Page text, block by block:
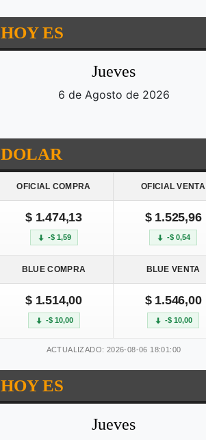
HOY ES
Jueves
6 de Agosto de 2026
DOLAR
OFICIAL COMPRA OFICIAL VENTA
$ 1.474,13
-$ 1,59
$ 1.525,96
-$ 0,54
BLUE COMPRA BLUE VENTA
$ 1.514,00
-$ 10,00
$ 1.546,00
-$ 10,00
ACTUALIZADO: 2026-08-06 18:01:00
HOY ES
Jueves